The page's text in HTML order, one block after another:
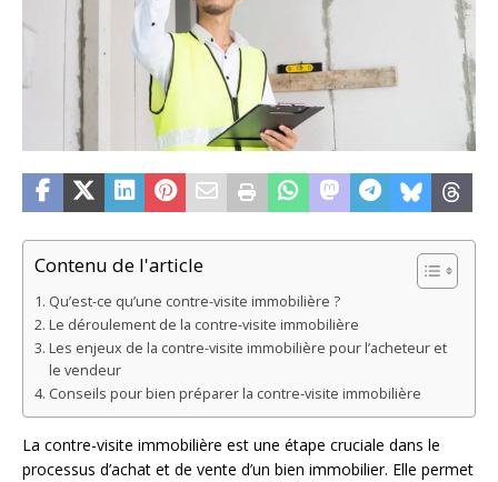
Contenu de l'article
Qu’est-ce qu’une contre-visite immobilière ?
Le déroulement de la contre-visite immobilière
Les enjeux de la contre-visite immobilière pour l’acheteur et
le vendeur
Conseils pour bien préparer la contre-visite immobilière
La contre-visite immobilière est une étape cruciale dans le
processus d’achat et de vente d’un bien immobilier. Elle permet